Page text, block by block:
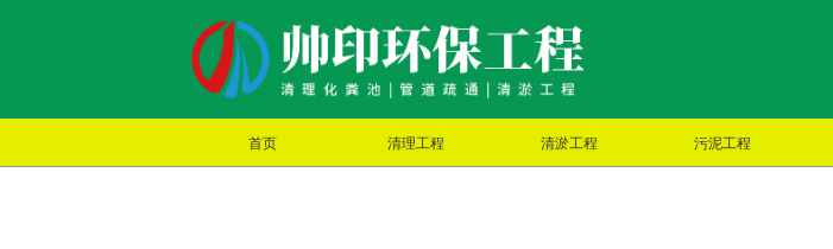
首页 清理工程 清淤工程 污泥工程